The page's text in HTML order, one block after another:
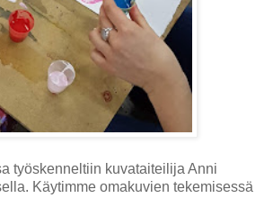
työskenneltiin kuvataiteilija Anni
Käytimme omakuvien tekemisessä